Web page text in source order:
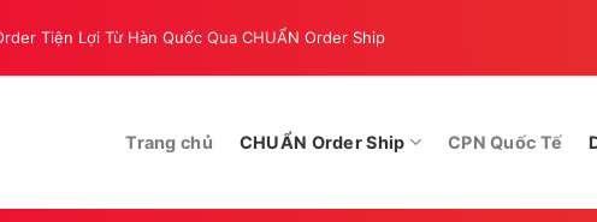
Tiện Lợi Từ Hàn Quốc Qua CHUẨN Order Ship
Trang chủ CHUẨN Order Ship CPN Quốc Tế